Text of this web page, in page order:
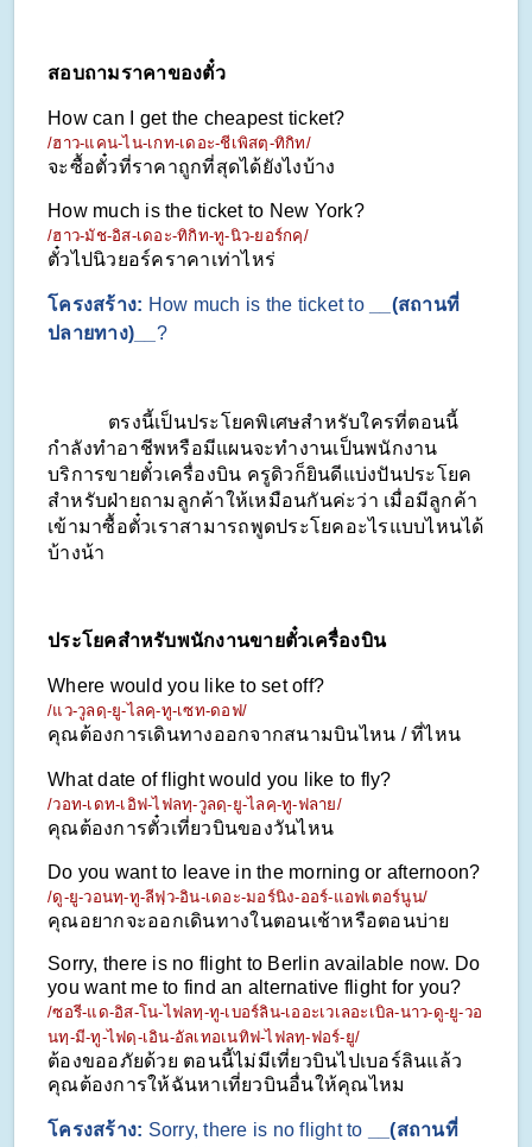
สอบถามราคาของตั๋ว
How can I get the cheapest ticket?
/ฮาว-แคน-ไน-เกท-เดอะ-ชีเพิสตฺ-ทิกิท/
จะซื้อตั๋วที่ราคาถูกที่สุดได้ยังไงบ้าง
How much is the ticket to New York?
/ฮาว-มัช-อิส-เดอะ-ทิกิท-ทู-นิว-ยอร์กคฺ/
ตั๋วไปนิวยอร์คราคาเท่าไหร่
โครงสร้าง: How much is the ticket to
__(สถานที่
ปลายทาง)__ ?
ตรงนี้เป็นประโยคพิเศษสำหรับใครที่ตอนนี้
กำลังทำอาชีพหรือมีแผนจะทำงานเป็นพนักงาน
บริการขายตั๋วเครื่องบิน ครูดิวก็ยินดีแบ่งปันประโยค
สำหรับฝ่ายถามลูกค้าให้เหมือนกันค่ะว่า เมื่อมีลูกค้า
เข้ามาซื้อตั๋วเราสามารถพูดประโยคอะไรแบบไหนได้
บ้างน้า
ประโยคสำหรับพนักงานขายตั๋วเครื่องบิน
Where would you like to set off?
/แว-วูลดฺ-ยู-ไลคฺ-ทู-เซท-ดอฟ/
คุณต้องการเดินทางออกจากสนามบินไหน / ที่ไหน
What date of flight would you like to fly?
/วอท-เดท-เอิฟ-ไฟลทฺ-วูลดฺ-ยู-ไลคฺ-ทู-ฟลาย/
คุณต้องการตั๋วเที่ยวบินของวันไหน
Do you want to leave in the morning or afternoon?
/ดู-ยู-วอนทฺ-ทู-ลีฟฺว-อิน-เดอะ-มอร์นิง-ออร์-แอฟเตอร์นูน/
คุณอยากจะออกเดินทางในตอนเช้าหรือตอนบ่าย
Sorry, there is no flight to Berlin available now. Do
you want me to find an alternative flight for you?
/ซอรี-แด-อิส-โน-ไฟลทฺ-ทู-เบอร์ลิน-เออะเวเลอะเบิล-นาว-ดู-ยู-วอ
นทฺ-มี-ทู-ไฟดฺ-เอิน-อัลเทอเนทิฟ-ไฟลทฺ-ฟอร์-ยู/
ต้องขออภัยด้วย ตอนนี้ไม่มีเที่ยวบินไปเบอร์ลินแล้ว
คุณต้องการให้ฉันหาเที่ยวบินอื่นให้คุณไหม
โครงสร้าง: Sorry, there is no flight to
__(สถานที่